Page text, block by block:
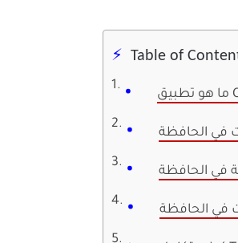
Table of
في الحافظة
في الحافظة
في الحافظة